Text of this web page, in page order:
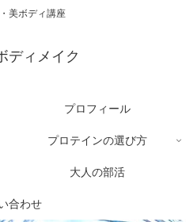
美ボディ講座
ディメイク
プロフィール
プロテインの選び方
大人の部活
合わせ